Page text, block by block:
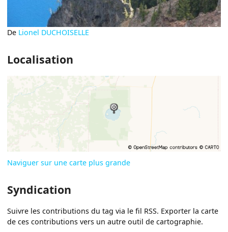
De Lionel DUCHOISELLE
Localisation
Naviguer sur une carte plus grande
Syndication
Suivre les contributions du tag via le fil RSS. Exporter la carte
de ces contributions vers un autre outil de cartographie.